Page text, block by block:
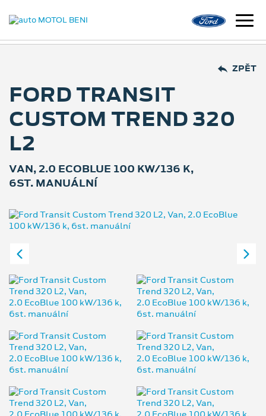
ZPĚT
FORD TRANSIT
CUSTOM TREND 320
L2
VAN, 2.0 ECOBLUE 100 KW/136 K,
6ST. MANUÁLNÍ